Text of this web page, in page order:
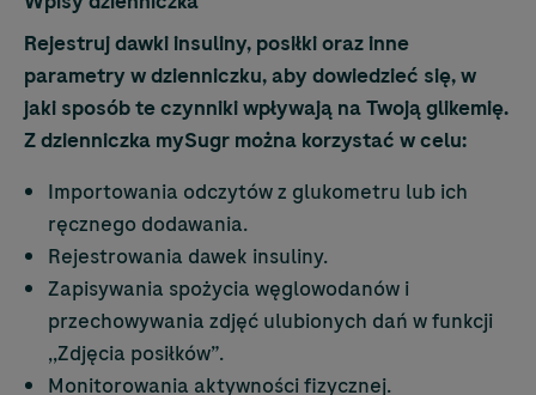
Rejestruj dawki insuliny, posiłki oraz inne
parametry w dzienniczku, aby dowiedzieć się, w
jaki sposób te czynniki wpływają na Twoją glikemię.
Z dzienniczka mySugr można korzystać w celu:
Importowania odczytów z glukometru lub ich
ręcznego dodawania.
Rejestrowania dawek insuliny.
Zapisywania spożycia węglowodanów i
przechowywania zdjęć ulubionych dań w funkcji
,,Zdjęcia posiłków”.
Monitorowania aktywności fizycznej.